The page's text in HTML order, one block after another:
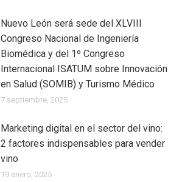
Nuevo León será sede del XLVIII
Congreso Nacional de Ingeniería
Biomédica y del 1º Congreso
Internacional ISATUM sobre Innovación
en Salud (SOMIB) y Turismo Médico
7 septiembre, 2025
Marketing digital en el sector del vino:
2 factores indispensables para vender
vino
19 enero, 2025